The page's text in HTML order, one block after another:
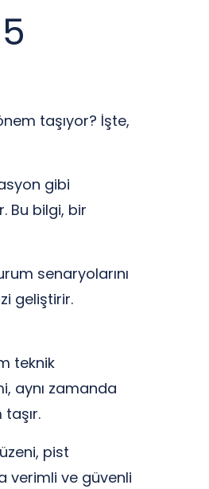
taşıyor? İşte,
gibi
Bu bilgi, bir
senaryolarını
geliştirir.
teknik
aynı zamanda
pist
verimli ve güvenli